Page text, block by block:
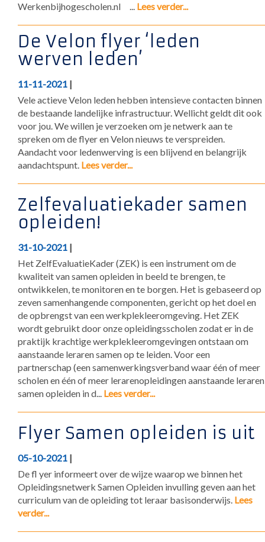
Werkenbijhogescholen.nl ... Lees verder...
De Velon flyer ‘leden
werven leden’
11-11-2021 |
Vele actieve Velon leden hebben intensieve contacten binnen
de bestaande landelijke infrastructuur. Wellicht geldt dit ook
voor jou. We willen je verzoeken om je netwerk aan te
spreken om de flyer en Velon nieuws te verspreiden.
Aandacht voor ledenwerving is een blijvend en belangrijk
aandachtspunt. Lees verder...
Zelfevaluatiekader samen
opleiden!
31-10-2021 |
Het ZelfEvaluatieKader (ZEK) is een instrument om de
kwaliteit van samen opleiden in beeld te brengen, te
ontwikkelen, te monitoren en te borgen. Het is gebaseerd op
zeven samenhangende componenten, gericht op het doel en
de opbrengst van een werkplekleeromgeving. Het ZEK
wordt gebruikt door onze opleidingsscholen zodat er in de
praktijk krachtige werkplekleeromgevingen ontstaan om
aanstaande leraren samen op te leiden. Voor een
partnerschap (een samenwerkingsverband waar één of meer
scholen en één of meer lerarenopleidingen aanstaande leraren
samen opleiden in d... Lees verder...
Flyer Samen opleiden is uit
05-10-2021 |
De fl yer informeert over de wijze waarop we binnen het
Opleidingsnetwerk Samen Opleiden invulling geven aan het
curriculum van de opleiding tot leraar basisonderwijs. Lees
verder...